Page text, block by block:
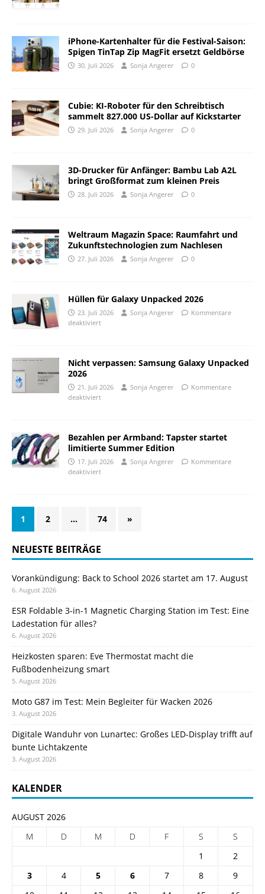
iPhone-Kartenhalter für die Festival-Saison:
Spigen TinTap Zip MagFit ersetzt Geldbörse
30. Juli 2026 Sonja Angerer 0
Cubie: KI-Roboter für den Schreibtisch
sammelt 827.000 US-Dollar auf Kickstarter
29. Juli 2026 Sonja Angerer 0
3D-Drucker für Anfänger: Bambu Lab A2L
bringt Großformat zum kleinen Preis
28. Juli 2026 Sonja Angerer 0
Weltraum Magazin Space: Raumfahrt und
Zukunftstechnologien zum Nachlesen
27. Juli 2026 Sonja Angerer 0
Hüllen für Galaxy Unpacked 2026
23. Juli 2026 Sonja Angerer
Kommentare
deaktiviert
Nicht verpassen: Samsung Galaxy Unpacked
2026
21. Juli 2026 Sonja Angerer
Kommentare
deaktiviert
Bezahlen per Armband: Tapster startet
limitierte Summer Edition
17. Juli 2026 Sonja Angerer
Kommentare
deaktiviert
1 2 … 74 »
NEUESTE BEITRÄGE
Vorankündigung: Back to School 2026 startet am 17. August
6. August 2026
ESR Foldable 3-in-1 Magnetic Charging Station im Test: Eine
Ladestation für alles?
6. August 2026
Heizkosten sparen: Eve Thermostat macht die
Fußbodenheizung smart
5. August 2026
Moto G87 im Test: Mein Begleiter für Wacken 2026
3. August 2026
Digitale Wanduhr von Lunartec: Großes LED-Display trifft auf
bunte Lichtakzente
3. August 2026
KALENDER
AUGUST 2026
M
D M D F S
S
1
2
3
4 5 6 7 8
9